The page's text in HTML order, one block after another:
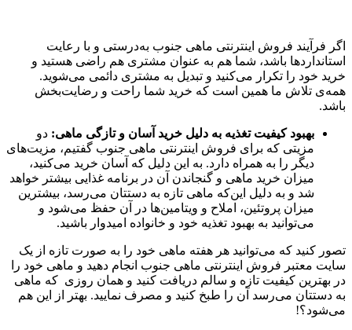
اگر فرآیند فروش اینترنتی ماهی جنوب به‌درستی و با رعایت
استانداردها باشد، شما هم به عنوان مشتری هم راضی هستید و
خرید خود را تکرار می‌کنید و تبدیل به مشتری دائمی می‌شوید.
همه‌ی تلاش ما همین است که خرید شما راحت و رضایت‌بخش
باشد.
بهبود کیفیت تغذیه به دلیل خرید آسان و تازگی ماهی: دو
مزیتی که برای فروش اینترنتی ماهی جنوب گفتیم، مزیت‌های
دیگر را به همراه دارد. به این دلیل که آسان خرید می‌کنید،
میزان خرید ماهی و گنجاندن آن در برنامه غذایی بیشتر خواهد
شد و به دلیل این‌که ماهی تازه به دستتان می‌رسد، بیشترین
میزان پروتئین، املاح و ویتامین‌ها در آن حفظ می‌شود و
می‌توانید به بهبود تغذیه خود و خانواده امیدوار باشید.
تصور کنید که می‌توانید هر هفته ماهی خود را به صورت تازه از یک
سایت معتبر فروش اینترنتی ماهی جنوب انجام دهید و ماهی خود را
در بهترین کیفیت تازه و سالم دریافت کنید و همان روزی که ماهی
به دستتان می‌رسد آن را طبخ کنید و مصرف نمایید. بهتر از این هم
می‌شود؟!